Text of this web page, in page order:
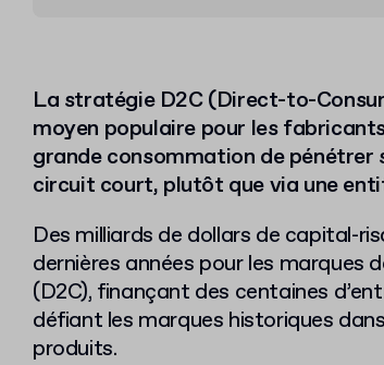
La stratégie D2C (Direct-to-
moyen populaire pour les
grande consommation de
circuit court, plutôt que via une
Des milliards de dollars de capital-
dernières années pour les
(D2C), finançant des centaines
défiant les marques historiques
produits.